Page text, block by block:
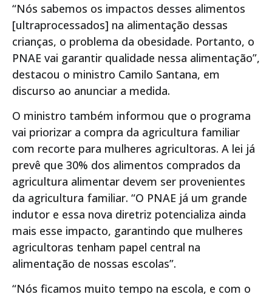
“Nós sabemos os impactos desses alimentos
[ultraprocessados] na alimentação dessas
crianças, o problema da obesidade. Portanto, o
PNAE vai garantir qualidade nessa alimentação”,
destacou o ministro Camilo Santana, em
discurso ao anunciar a medida.
O ministro também informou que o programa
vai priorizar a compra da agricultura familiar
com recorte para mulheres agricultoras. A lei já
prevê que 30% dos alimentos comprados da
agricultura alimentar devem ser provenientes
da agricultura familiar. “O PNAE já um grande
indutor e essa nova diretriz potencializa ainda
mais esse impacto, garantindo que mulheres
agricultoras tenham papel central na
alimentação de nossas escolas”.
“Nós ficamos muito tempo na escola, e com o